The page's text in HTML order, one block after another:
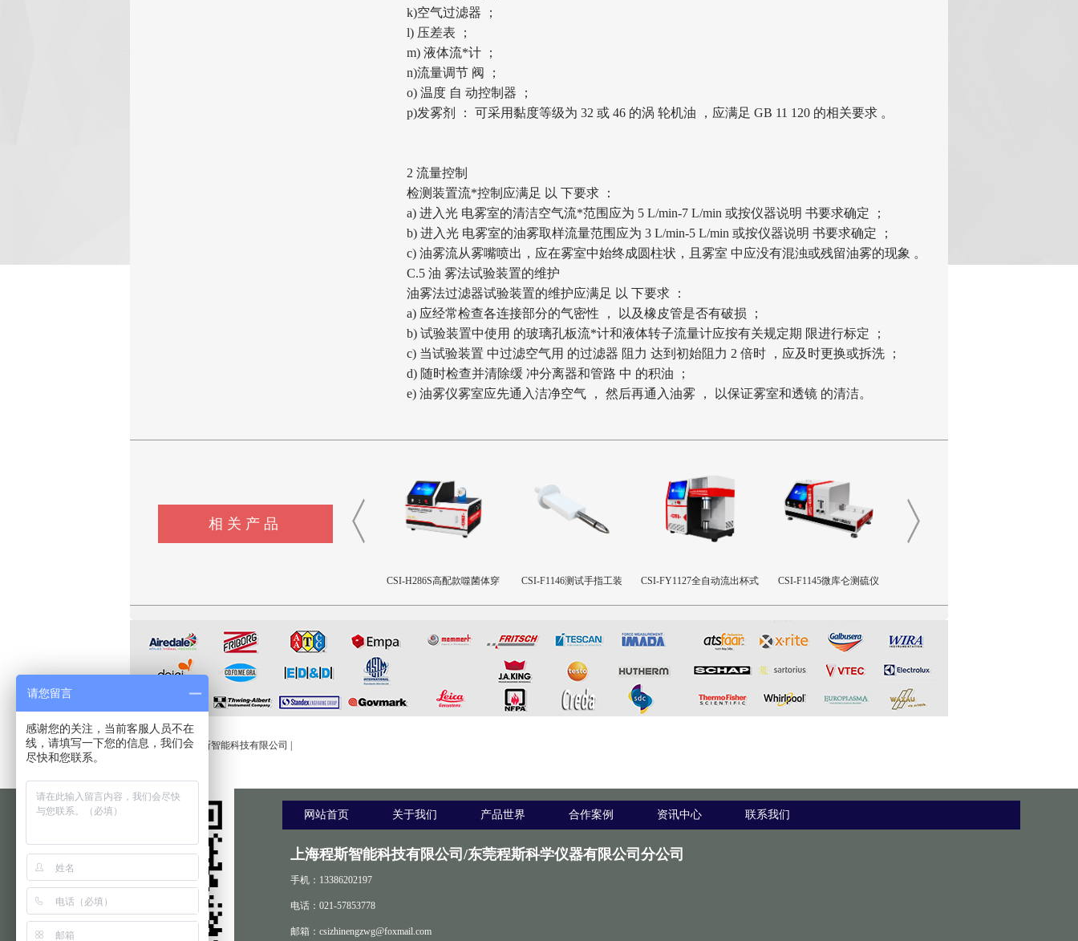
k)空气过滤器 ；
l) 压差表 ；
m) 液体流*计 ；
n)流量调节 阀 ；
o) 温度 自 动控制器 ；
p)发雾剂 ： 可采用黏度等级为 32 或 46 的涡 轮机油 ，应满足 GB 11 120 的相关要求 。
2 流量控制
检测装置流*控制应满足 以 下要求
：
a) 进入光 电雾室的清洁空气流*范围应为 5 L/min-7 L/min 或按仪器说明 书要求确定 ；
b) 进入光 电雾室的油雾取样流量范围应为 3 L/min-5 L/min 或按仪器说明 书要求确定 ；
c) 油雾流从雾嘴喷出 ， 应在雾室中始终成圆柱状 ， 且雾室 中应没有混浊或残留油雾的现象 。
C.5 油 雾法试验装置的维护
油雾法过滤器试验装置的维护应满足 以 下要求
：
a) 应经常检查各连接部分的气密性 ， 以及橡皮管是否有破损 ；
b) 试验装置中使用 的玻璃孔板流*计和液体转子流量计应按有关规定期 限进行标定 ；
c) 当试验装置 中过滤空气用 的过滤器 阻力 达到初始阻力 2 倍时 ，应及时更换或拆洗 ；
d) 随时检查并清除缓 冲分离器和管路 中 的积油 ；
e) 油雾仪雾室应先通入洁净空气 ， 然后再通入油雾 ， 以保证雾室和透镜 的清洁。
相关产品
CSI-H286S高配款噬菌体穿
CSI-F1146测试手指工装
CSI-FY1127全自动流出杯式
CSI-F1145微库仑测硫仪
友情链接:
程斯智能|上海程斯智能科技有限公司
网站首页 关于我们 产品世界 合作案例 资讯中心 联系我们
上海程斯智能科技有限公司/东莞程斯科学仪器有限公司分公司
手机：13386202197
电话：021-57853778
邮箱：csizhinengzwg@foxmail.com
请您留言
感谢您的关注，当前客服人员不在
线，请填写一下您的信息，我们会
尽快和您联系。